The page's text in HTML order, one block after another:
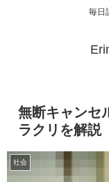
毎日
無断キャンセ
ラクリを解説
社会